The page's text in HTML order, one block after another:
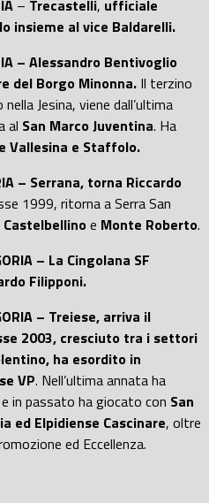
– Trecastelli, ufficiale
insieme al vice Baldarelli.
– Alessandro Bentivoglio
del Borgo Minonna. Il terzino
Jesina, viene dall’ultima
al San Marco Juventina. Ha
Vallesina e Staffolo.
– Serrana, torna Riccardo
1999, ritorna a Serra San
Castelbellinoe Monte Roberto.
– La Cingolana SF
Filipponi.
– Treiese, arriva il
2003, cresciuto tra i settori
ha esordito in
VP. Nell’ultima annata ha
e in passato ha giocato con San
ed Elpidiense Cascinare, oltre
ed Eccellenza.